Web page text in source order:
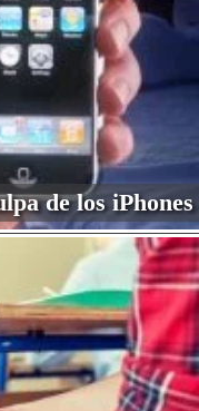
de los iPhones